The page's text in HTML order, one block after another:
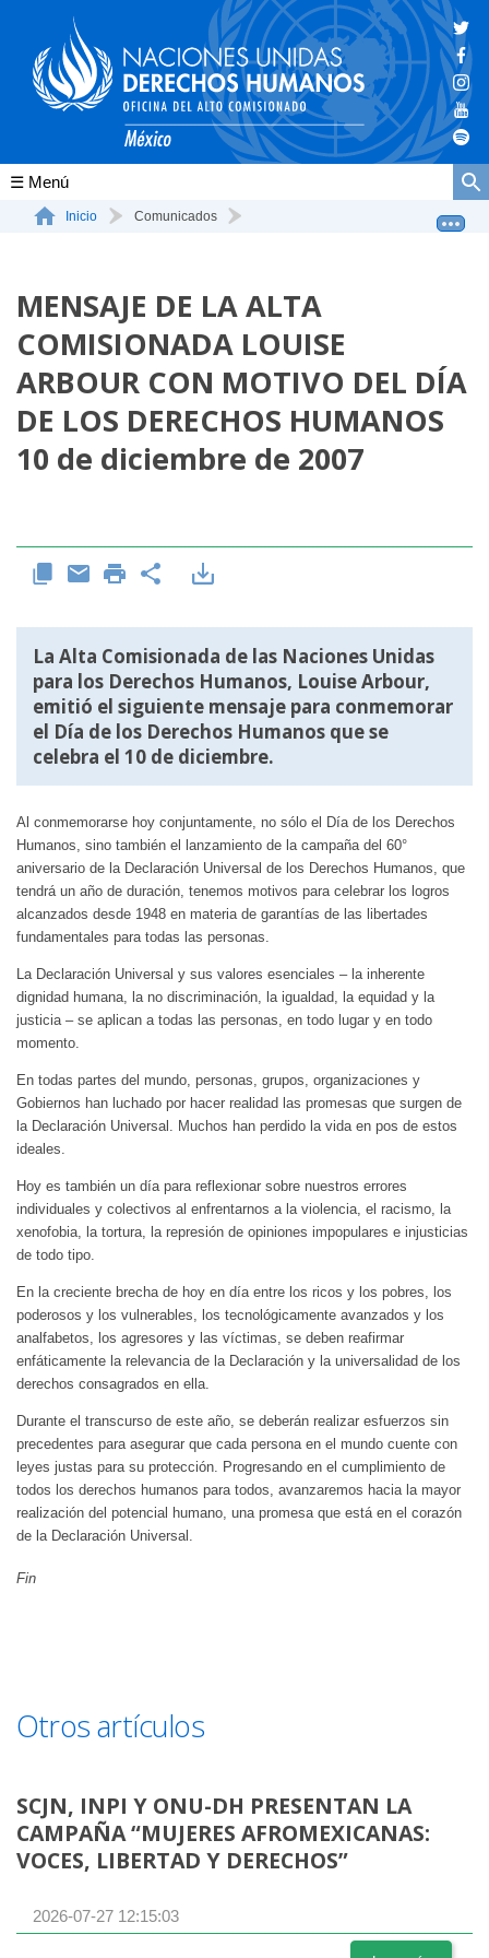
Conócenos
La ONU-DH en México
Vacantes ONU-DH México
ONU-DH en el tiempo
Inicio Comunicados
MENSAJE DE LA ALTA
COMISIONADA LOUISE
ARBOUR CON MOTIVO DEL DÍA
DE LOS DERECHOS HUMANOS
10 de diciembre de 2007
La Alta Comisionada de las Naciones Unidas
para los Derechos Humanos, Louise Arbour,
emitió el siguiente mensaje para conmemorar
el Día de los Derechos Humanos que se
celebra el 10 de diciembre.
Al conmemorarse hoy conjuntamente, no sólo el Día de los Derechos
Humanos, sino también el lanzamiento de la campaña del 60°
aniversario de la Declaración Universal de los Derechos Humanos, que
tendrá un año de duración, tenemos motivos para celebrar los logros
alcanzados desde 1948 en materia de garantías de las libertades
fundamentales para todas las personas.
La Declaración Universal y sus valores esenciales – la inherente
dignidad humana, la no discriminación, la igualdad, la equidad y la
justicia – se aplican a todas las personas, en todo lugar y en todo
momento.
En todas partes del mundo, personas, grupos, organizaciones y
Gobiernos han luchado por hacer realidad las promesas que surgen de
la Declaración Universal. Muchos han perdido la vida en pos de estos
ideales.
Hoy es también un día para reflexionar sobre nuestros errores
individuales y colectivos al enfrentarnos a la violencia, el racismo, la
xenofobia, la tortura, la represión de opiniones impopulares e injusticias
de todo tipo.
En la creciente brecha de hoy en día entre los ricos y los pobres, los
poderosos y los vulnerables, los tecnológicamente avanzados y los
analfabetos, los agresores y las víctimas, se deben reafirmar
enfáticamente la relevancia de la Declaración y la universalidad de los
derechos consagrados en ella.
Durante el transcurso de este año, se deberán realizar esfuerzos sin
precedentes para asegurar que cada persona en el mundo cuente con
leyes justas para su protección. Progresando en el cumplimiento de
todos los derechos humanos para todos, avanzaremos hacia la mayor
realización del potencial humano, una promesa que está en el corazón
de la Declaración Universal.
Fin
Otros artículos
SCJN, INPI Y ONU-DH PRESENTAN LA
CAMPAÑA “MUJERES AFROMEXICANAS:
VOCES, LIBERTAD Y DERECHOS”
2026-07-27 12:15:03